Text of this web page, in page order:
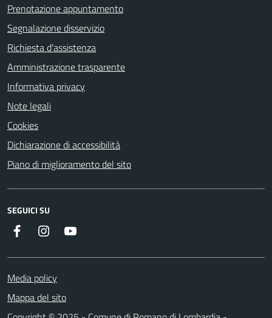
Prenotazione appuntamento
Segnalazione disservizio
Richiesta d'assistenza
Amministrazione trasparente
Informativa privacy
Note legali
Cookies
Dichiarazione di accessibilità
Piano di miglioramento del sito
SEGUICI SU
Facebook Instagram
Media policy
Mappa del sito